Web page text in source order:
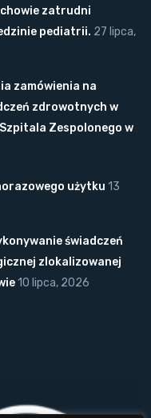
zatrudni
pediatrii. 27 lipca,
zamówienia na
zdrowotnych w
Zespolonego w
użytku 13
świadczeń
zlokalizowanej
10 lipca, 2026